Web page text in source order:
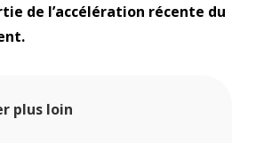
de l’accélération récente du
plus loin